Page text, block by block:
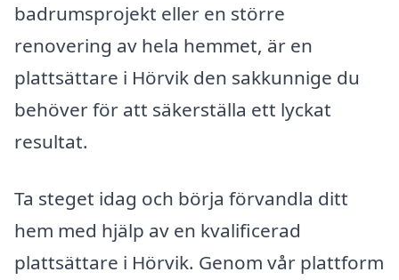
badrumsprojekt eller en större
renovering av hela hemmet, är en
plattsättare i Hörvik den sakkunnige du
behöver för att säkerställa ett lyckat
resultat.
Ta steget idag och börja förvandla ditt
hem med hjälp av en kvalificerad
plattsättare i Hörvik. Genom vår plattform